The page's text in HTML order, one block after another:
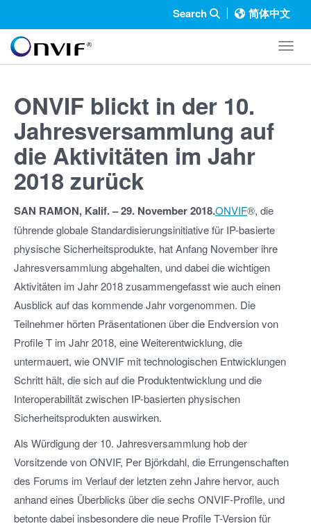
Search 简体中文
ONVIF blickt in der 10.
Jahresversammlung auf
die Aktivitäten im Jahr
2018 zurück
SAN RAMON, Kalif. – 29. November 2018.ONVIF®, die
führende globale Standardisierungsinitiative für IP-basierte
physische Sicherheitsprodukte, hat Anfang November ihre
Jahresversammlung abgehalten, und dabei die wichtigen
Aktivitäten im Jahr 2018 zusammengefasst wie auch einen
Ausblick auf das kommende Jahr vorgenommen. Die
Teilnehmer hörten Präsentationen über die Endversion von
Profile T im Jahr 2018, eine Weiterentwicklung, die
untermauert, wie ONVIF mit technologischen Entwicklungen
Schritt hält, die sich auf die Produktentwicklung und die
Interoperabilität zwischen IP-basierten physischen
Sicherheitsprodukten auswirken.
Als Würdigung der 10. Jahresversammlung hob der
Vorsitzende von ONVIF, Per Björkdahl, die Errungenschaften
des Forums im Verlauf der letzten zehn Jahre hervor, auch
anhand eines Überblicks über die sechs ONVIF-Profile, und
betonte dabei insbesondere die neue Profile T-Version für